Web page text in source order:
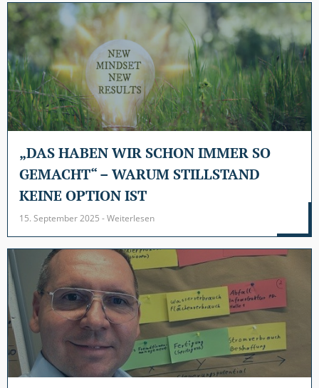
„DAS HABEN WIR SCHON IMMER SO
GEMACHT“ – WARUM STILLSTAND
KEINE OPTION IST
15. September 2025 - Weiterlesen